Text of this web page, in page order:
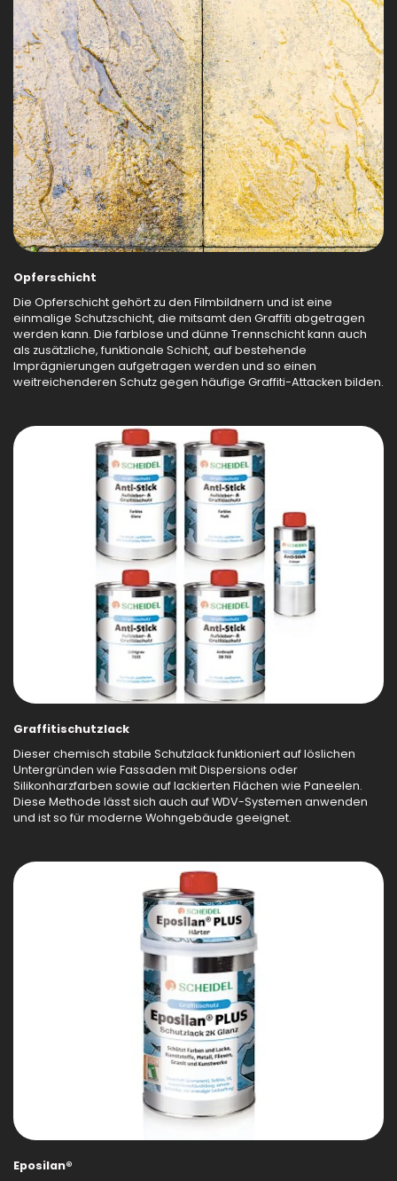
Opferschicht
Die Opferschicht gehört zu den Filmbildnern und ist eine
einmalige Schutzschicht, die mitsamt den Graffiti abgetragen
werden kann. Die farblose und dünne Trennschicht kann auch
als zusätzliche, funktionale Schicht, auf bestehende
Imprägnierungen aufgetragen werden und so einen
weitreichenderen Schutz gegen häufige Graffiti-Attacken bilden.
Graffitischutzlack
Dieser chemisch stabile Schutzlack funktioniert auf löslichen
Untergründen wie Fassaden mit Dispersions oder
Silikonharzfarben sowie auf lackierten Flächen wie Paneelen.
Diese Methode lässt sich auch auf WDV-Systemen anwenden
und ist so für moderne Wohngebäude geeignet.
Eposilan®